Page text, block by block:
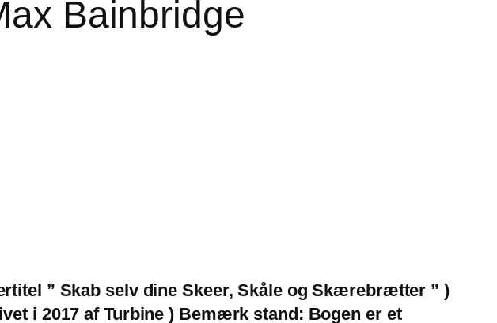
Bainbridge
” Skab selv dine Skeer, Skåle og Skærebrætter ” )
i 2017 af Turbine ) Bemærk stand: Bogen er et